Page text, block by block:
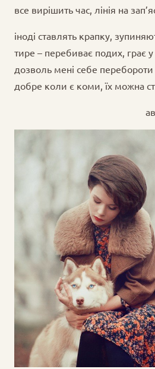
все вирішить час, лінія на
іноді ставлять крапку,
тире – перебиває подих, грає
дозволь мені себе перебороти
добре коли є коми, їх можна